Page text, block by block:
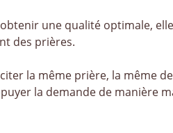
une qualité optimale,
des prières.
la même prière, la même
la demande de manière